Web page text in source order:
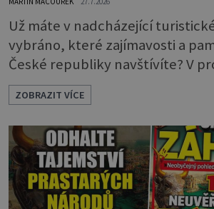
Už máte v nadcházející
vybráno, které zajímavosti a
České republiky navštívíte? V
nové číslo Epochy na cestách,
rozhodování určitě pomůže. Nejobsáhlejší
průvodce po krásách Čech,
Epocha na cestách je i letos
společníkem pro co
volného času a inspirací pro
některými z ne
ZOBRAZIT VÍCE